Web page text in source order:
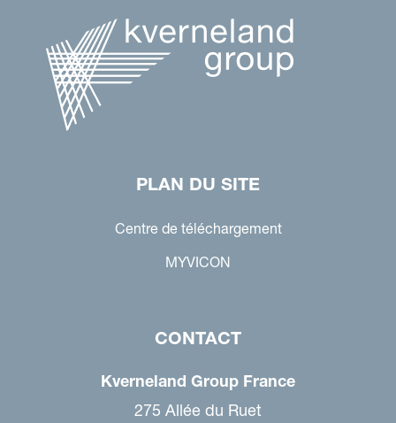
PLAN DU SITE
Centre de téléchargement
MYVICON
CONTACT
Kverneland Group France
275 Allée du Ruet